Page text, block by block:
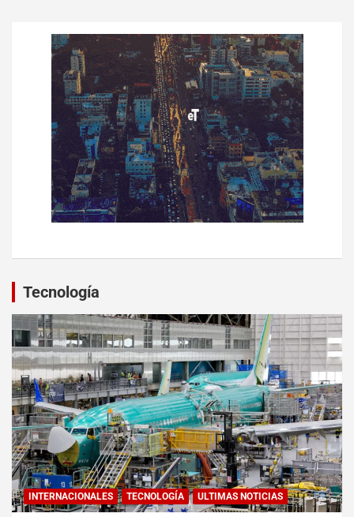
Tecnología
INTERNACIONALES TECNOLOGÍA ULTIMAS NOTICIAS